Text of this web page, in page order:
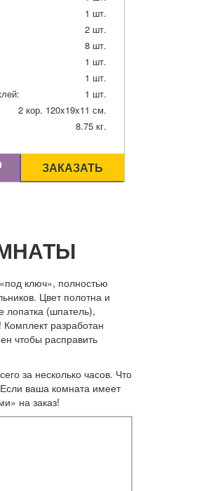
1 шт.
2 шт.
8 шт.
1 шт.
1 шт.
1 шт.
2 кор. 120x19x11 см.
8.75 кг.
ЗАКАЗАТЬ
ключ», полностью
Цвет полотна и
лопатка (шпатель),
Комплект разработан
чтобы расправить
за несколько часов. Что
ваша комната имеет
на заказ!